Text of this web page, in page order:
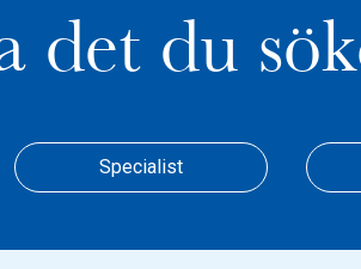
det du
Specialist